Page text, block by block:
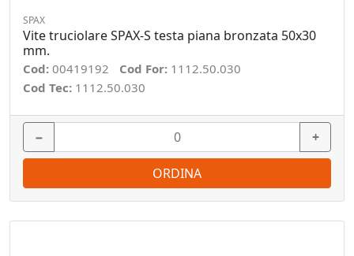
SPAX
Vite truciolare SPAX-S testa piana bronzata 50x30
mm.
Cod: 00419192 Cod For: 1112.50.030
Cod Tec: 1112.50.030
− +
ORDINA